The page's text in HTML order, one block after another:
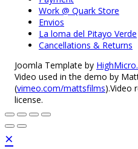
Work @ Quark Store
Envios
La loma del Pitayo Verde
Cancellations & Returns
Joomla Template by
Video used in the demo by
(vimeo.com/mattsfilms).Video
license.
×